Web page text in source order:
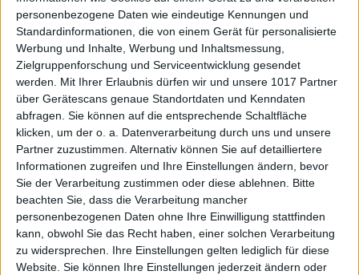
personenbezogene Daten wie eindeutige Kennungen und
Standardinformationen, die von einem Gerät für personalisierte
Werbung und Inhalte, Werbung und Inhaltsmessung,
Zielgruppenforschung und Serviceentwicklung gesendet
werden.
Mit Ihrer Erlaubnis dürfen wir und unsere 1017 Partner
über Gerätescans genaue Standortdaten und Kenndaten
abfragen. Sie können auf die entsprechende Schaltfläche
klicken, um der o. a. Datenverarbeitung durch uns und unsere
Partner zuzustimmen. Alternativ können Sie auf detailliertere
Informationen zugreifen und Ihre Einstellungen ändern, bevor
Sie der Verarbeitung zustimmen oder diese ablehnen.
Bitte
beachten Sie, dass die Verarbeitung mancher
personenbezogenen Daten ohne Ihre Einwilligung stattfinden
kann, obwohl Sie das Recht haben, einer solchen Verarbeitung
zu widersprechen. Ihre Einstellungen gelten lediglich für diese
Website. Sie können Ihre Einstellungen jederzeit ändern oder